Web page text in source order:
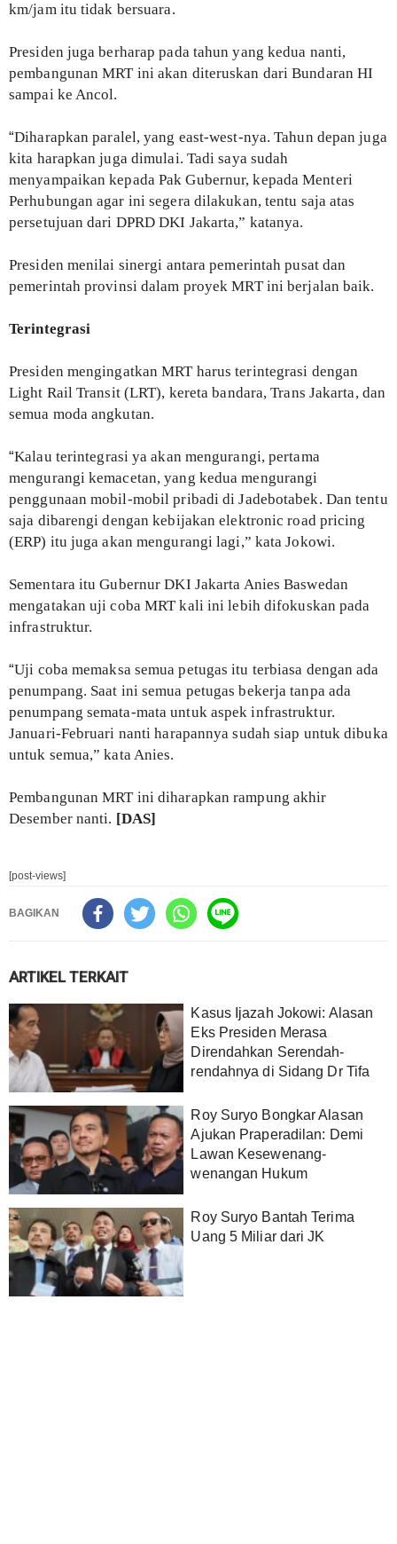
km/jam itu tidak bersuara.
Presiden juga berharap pada tahun yang kedua nanti,
pembangunan MRT ini akan diteruskan dari Bundaran HI
sampai ke Ancol.
“Diharapkan paralel, yang east-west-nya. Tahun depan juga
kita harapkan juga dimulai. Tadi saya sudah
menyampaikan kepada Pak Gubernur, kepada Menteri
Perhubungan agar ini segera dilakukan, tentu saja atas
persetujuan dari DPRD DKI Jakarta,” katanya.
Presiden menilai sinergi antara pemerintah pusat dan
pemerintah provinsi dalam proyek MRT ini berjalan baik.
Terintegrasi
Presiden mengingatkan MRT harus terintegrasi dengan
Light Rail Transit (LRT), kereta bandara, Trans Jakarta, dan
semua moda angkutan.
“Kalau terintegrasi ya akan mengurangi, pertama
mengurangi kemacetan, yang kedua mengurangi
penggunaan mobil-mobil pribadi di Jadebotabek. Dan tentu
saja dibarengi dengan kebijakan elektronic road pricing
(ERP) itu juga akan mengurangi lagi,” kata Jokowi.
Sementara itu Gubernur DKI Jakarta Anies Baswedan
mengatakan uji coba MRT kali ini lebih difokuskan pada
infrastruktur.
“Uji coba memaksa semua petugas itu terbiasa dengan ada
penumpang. Saat ini semua petugas bekerja tanpa ada
penumpang semata-mata untuk aspek infrastruktur.
Januari-Februari nanti harapannya sudah siap untuk dibuka
untuk semua,” kata Anies.
Pembangunan MRT ini diharapkan rampung akhir
Desember nanti. [DAS]
[post-views]
BAGIKAN
ARTIKEL TERKAIT
Kasus Ijazah Jokowi: Alasan
Eks Presiden Merasa
Direndahkan Serendah-
rendahnya di Sidang Dr Tifa
Roy Suryo Bongkar Alasan
Ajukan Praperadilan: Demi
Lawan Kesewenang-
wenangan Hukum
Roy Suryo Bantah Terima
Uang 5 Miliar dari JK